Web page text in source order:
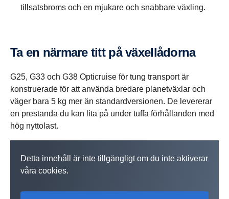
tillsatsbroms och en mjukare och snabbare växling.
Ta en närmare titt på växellå­dorna
G25, G33 och G38 Opticruise för tung transport är
konstruerade för att använda bredare planetväxlar och
väger bara 5 kg mer än standardversionen. De levererar
en prestanda du kan lita på under tuffa förhållanden med
hög nyttolast.
Detta innehåll är inte tillgängligt om du inte aktiverar
våra cookies.